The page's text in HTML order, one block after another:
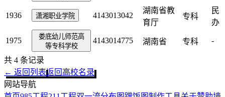
1936 潇湘职业学院 4143013042
湖南省教
育厅
专科
民
办
1975
娄底幼儿师范高
等专科学校
4143014775 湖南省 专科 -
共 4 条记录
← 返回列表返回高校名录
网站导航